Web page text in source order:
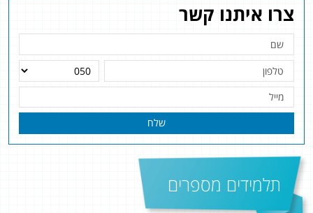
צרו איתנו קשר
שלח
תלמידים מספרים